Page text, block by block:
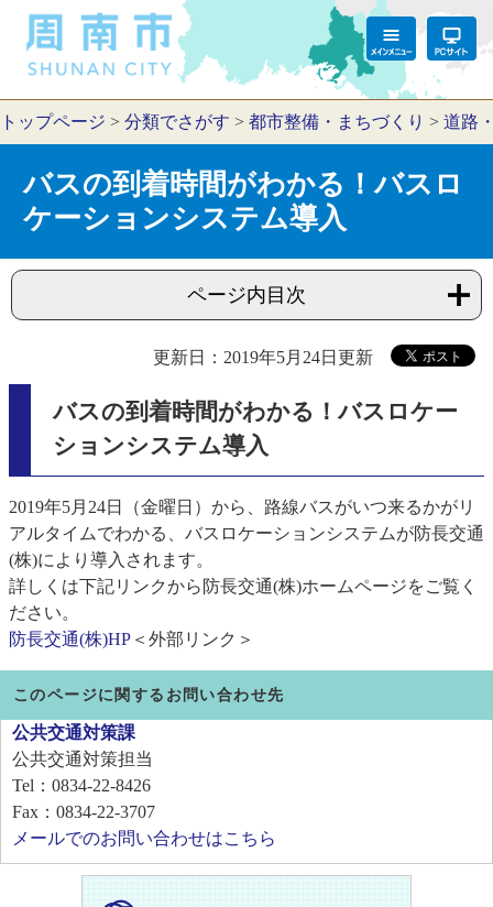
トップページ > 分類でさがす > 都市整備・まちづくり > 道路
バスの到着時間がわかる！バスロ
ケーションシステム導入
ページ内目次
更新日：2019年5月24日更新
バスの到着時間がわかる！バスロケー
ションシステム導入
2019年5月24日（金曜日）から、路線バスがいつ来るかがリ
アルタイムでわかる、バスロケーションシステムが防長交通
(株)により導入されます。
詳しくは下記リンクから防長交通(株)ホームページをご覧く
ださい。
防長交通(株)HP ＜外部リンク＞
このページに関するお問い合わせ先
公共交通対策課
公共交通対策担当
Tel：0834-22-8426
Fax：0834-22-3707
メールでのお問い合わせはこちら